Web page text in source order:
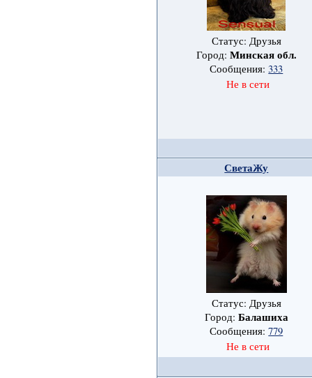
Статус: Друзья
Город: Минская обл.
Сообщения:333
Не в сети
СветаЖу
Статус: Друзья
Город: Балашиха
Сообщения:779
Не в сети